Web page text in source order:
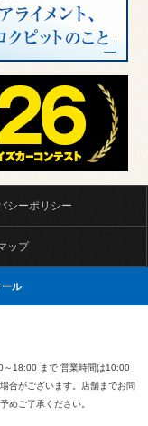
シーポリシー
ップ
ール
～18:00 まで 営業時間は10:00
合がございます。店舗までお問
めご了承ください。